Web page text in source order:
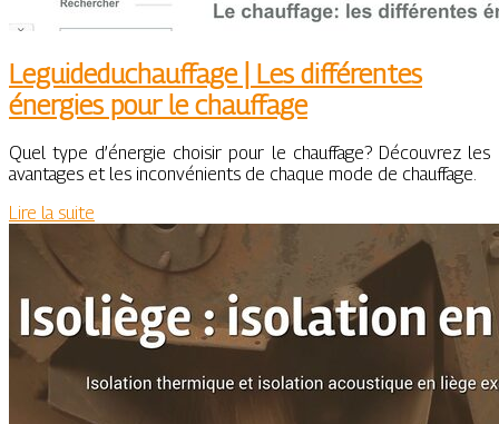
Leguideduchauffa­ge | Les différentes
énergies pour le chauffage
Quel type d’énergie choisir pour le chauffage? Découvrez les
avantages et les inconvénients de chaque mode de chauffage.
Lire la suite